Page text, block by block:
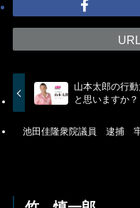
山本太郎の行
と思いますか？
池田佳隆衆院議員 逮捕 牢